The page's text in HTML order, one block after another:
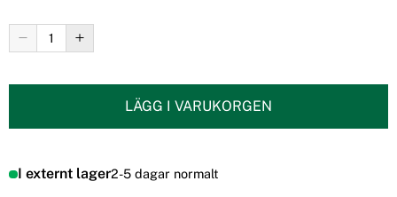
LÄGG I VARUKORGEN
I externt lager2-5 dagar normalt